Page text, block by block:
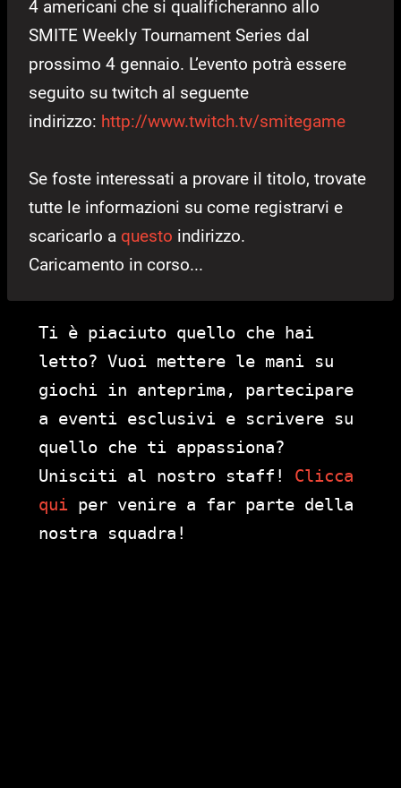
4 americani che si qualificheranno allo
SMITE Weekly Tournament Series dal
prossimo 4 gennaio. L’evento potrà essere
seguito su twitch al seguente
indirizzo: http://www.twitch.tv/smitegame
Se foste interessati a provare il titolo, trovate
tutte le informazioni su come registrarvi e
scaricarlo a questo indirizzo.
Caricamento in corso...
Ti è piaciuto quello che hai
letto? Vuoi mettere le mani su
giochi in anteprima, partecipare
a eventi esclusivi e scrivere su
quello che ti appassiona?
Unisciti al nostro staff! Clicca
qui per venire a far parte della
nostra squadra!